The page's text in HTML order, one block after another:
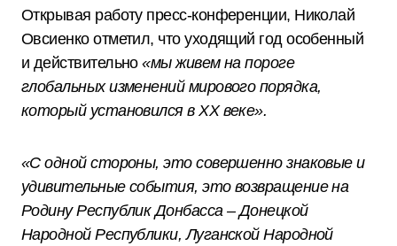
Открывая работу пресс-конференции, Николай
Овсиенко отметил, что уходящий год особенный
и действительно«мы живем на пороге
глобальных изменений мирового порядка,
который установился в ХХ веке».
«С одной стороны, это совершенно знаковые и
удивительные события, это возвращение на
Родину Республик Донбасса – Донецкой
Народной Республики, Луганской Народной